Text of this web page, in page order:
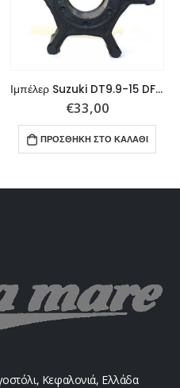
Ιμπέλερ Suzuki DT9.9-15 DF8A-15A
€33,00
ΠΡΟΣΘΉΚΗ ΣΤΟ ΚΑΛΆΘΙ
Κεφαλονιά, Ελλάδα